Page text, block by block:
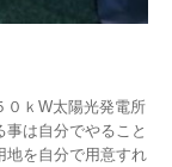
０ｋW太陽光発電所
は自分でやること
地を自分で用意すれ